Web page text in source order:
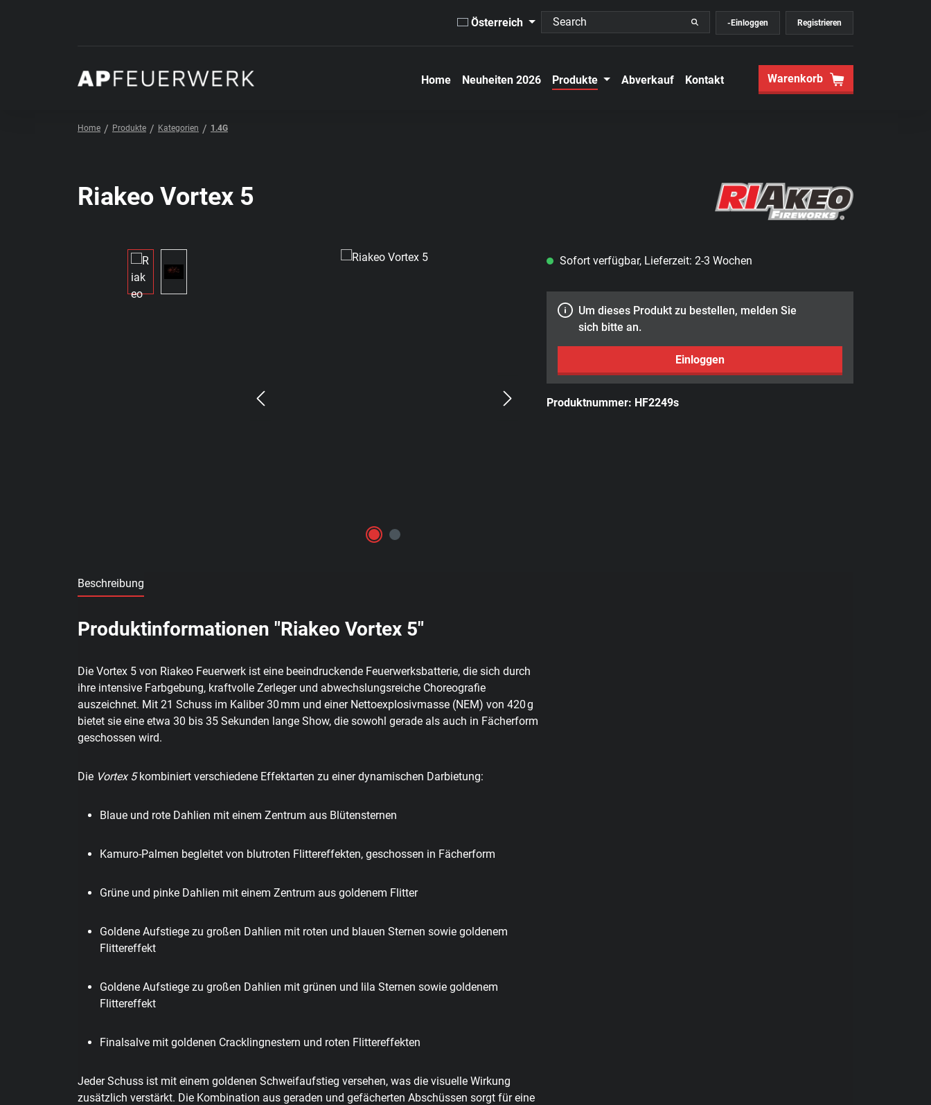
Österreich -Einloggen Registrieren
Home Neuheiten 2026 Produkte Abverkauf Kontakt Warenkorb
Home Produkte Kategorien 1.4G
Riakeo Vortex 5
Bildergalerie überspringen Sofort verfügbar, Lieferzeit: 2-3 Wochen
Um dieses Produkt zu bestellen, melden Sie
sich bitte an.
Einloggen
Produktnummer: HF2249s
Beschreibung
Produktinformationen "Riakeo Vortex 5"
Die Vortex 5 von Riakeo Feuerwerk ist eine beeindruckende Feuerwerksbatterie, die sich durch
ihre intensive Farbgebung, kraftvolle Zerleger und abwechslungsreiche Choreografie
auszeichnet. Mit 21 Schuss im Kaliber 30 mm und einer Nettoexplosivmasse (NEM) von 420 g
bietet sie eine etwa 30 bis 35 Sekunden lange Show, die sowohl gerade als auch in Fächerform
geschossen wird.
Die Vortex 5kombiniert verschiedene Effektarten zu einer dynamischen Darbietung:
Blaue und rote Dahlien mit einem Zentrum aus Blütensternen
Kamuro-Palmen begleitet von blutroten Flittereffekten, geschossen in Fächerform
Grüne und pinke Dahlien mit einem Zentrum aus goldenem Flitter
Goldene Aufstiege zu großen Dahlien mit roten und blauen Sternen sowie goldenem
Flittereffekt
Goldene Aufstiege zu großen Dahlien mit grünen und lila Sternen sowie goldenem
Flittereffekt
Finalsalve mit goldenen Cracklingnestern und roten Flittereffekten
Jeder Schuss ist mit einem goldenen Schweifaufstieg versehen, was die visuelle Wirkung
zusätzlich verstärkt. Die Kombination aus geraden und gefächerten Abschüssen sorgt für eine